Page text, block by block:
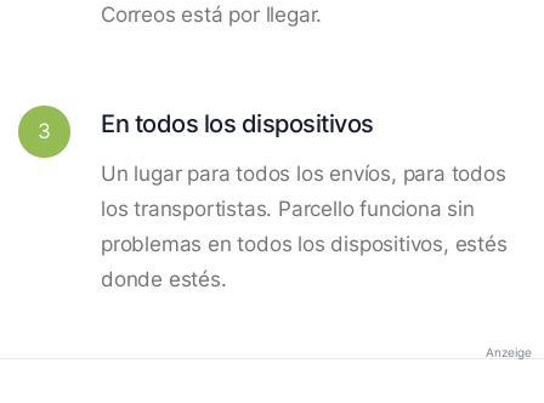
Correos está por llegar.
3 En todos los dispositivos
Un lugar para todos los envíos, para todos
los transportistas. Parcello funciona sin
problemas en todos los dispositivos, estés
donde estés.
Anzeige